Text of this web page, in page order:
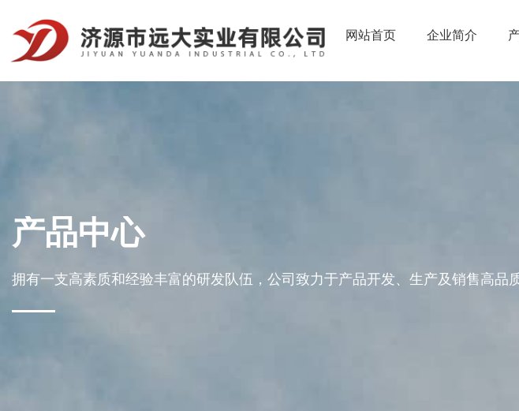
网站首页 企业简介
产品中心
拥有一支高素质和经验丰富的研发队伍，公司致力于产品开发、生产及销售高品